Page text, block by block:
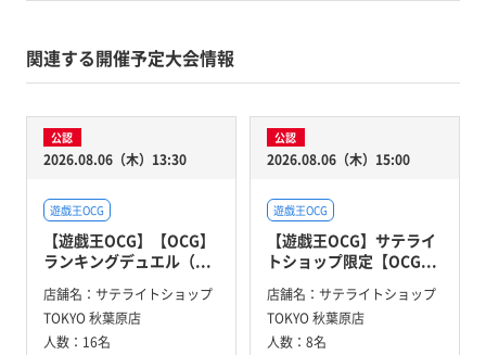
関連する開催予定大会情報
公認
2026.08.06（木）13:30
遊戯王OCG
【遊戯王OCG】【OCG】
ランキングデュエル（...
店舗名： サテライトショップ
TOKYO 秋葉原店
人数： 16名
公認
2026.08.06（木）15:00
遊戯王OCG
【遊戯王OCG】サテライ
トショップ限定【OCG...
店舗名： サテライトショップ
TOKYO 秋葉原店
人数： 8名